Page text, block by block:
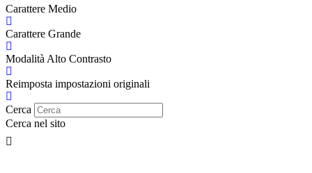
Carattere Medio
Carattere Grande
Modalità Alto Contrasto
Reimposta impostazioni originali
Cerca
Cerca nel sito